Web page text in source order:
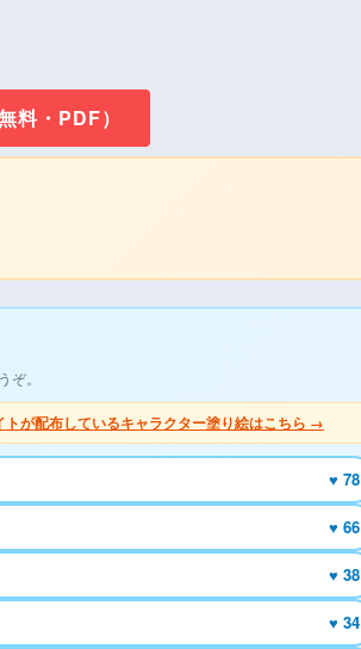
料・PDF）
。
トが配布しているキャラクター塗り絵はこちら →
♥ 78
♥ 66
♥ 38
♥ 34